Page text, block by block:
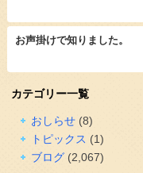
お声掛けで知りました。
カテゴリー一覧
おしらせ(8)
トピックス (1)
ブログ(2,067)